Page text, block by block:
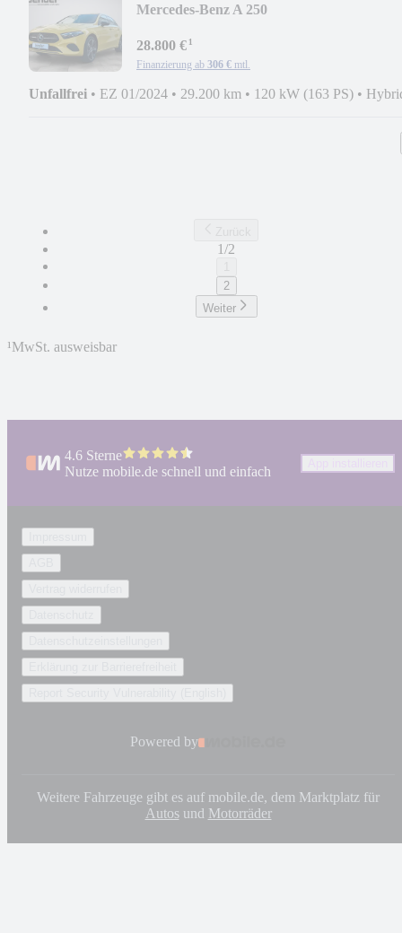
Mercedes-Benz A 250
28.800 €¹
Finanzierung ab 306 € mtl.
Unfallfrei • EZ 01/2024 • 29.200 km • 120 kW (163 PS) •
1/2
2
Weiter
¹MwSt. ausweisbar
4.6 Sterne
Nutze mobile.de schnell und einfach
Powered by
Weitere Fahrzeuge gibt es auf mobile.de, dem Marktplatz für
Autosund Motorräder